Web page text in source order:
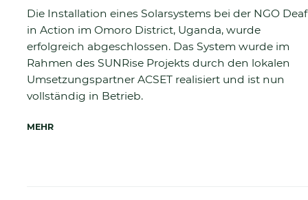
Die Installation eines Solarsystems bei der NGO Deaf
in Action im Omoro District, Uganda, wurde
erfolgreich abgeschlossen. Das System wurde im
Rahmen des SUNRise Projekts durch den lokalen
Umsetzungspartner ACSET realisiert und ist nun
vollständig in Betrieb.
MEHR